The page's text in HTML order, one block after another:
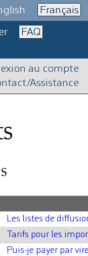
Français
FAQ
au compte
Assistance
Les listes de
Tarifs pour les
Puis-je payer par